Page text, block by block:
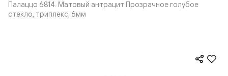
Палаццо 6814. Матовый антрацит Прозрачное голубое
стекло, триплекс, 6мм